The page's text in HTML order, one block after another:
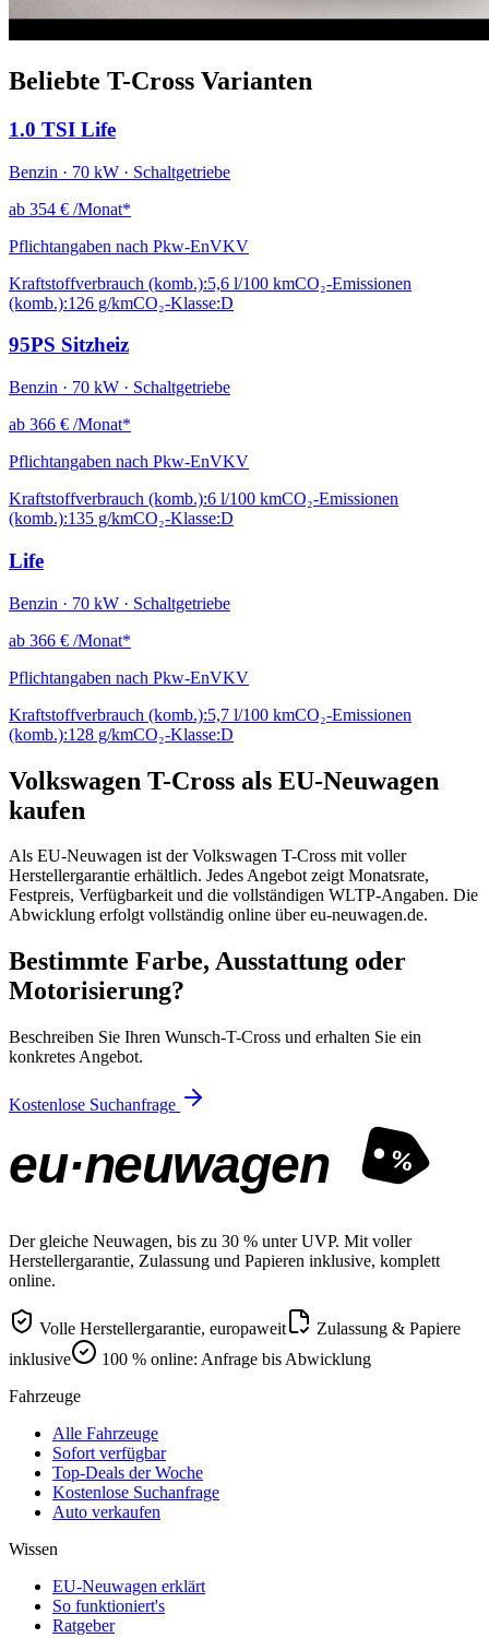
Beliebte T-Cross Varianten
1.0 TSI Life
Benzin · 70 kW · Schaltgetriebe
ab 354 € /Monat*
Pflichtangaben nach Pkw-EnVKV
Kraftstoffverbrauch (komb.):5,6 l/100 kmCO₂-Emissionen
(komb.):126 g/kmCO₂-Klasse:D
95PS Sitzheiz
Benzin · 70 kW · Schaltgetriebe
ab 366 € /Monat*
Pflichtangaben nach Pkw-EnVKV
Kraftstoffverbrauch (komb.):6 l/100 kmCO₂-Emissionen
(komb.):135 g/kmCO₂-Klasse:D
Life
Benzin · 70 kW · Schaltgetriebe
ab 366 € /Monat*
Pflichtangaben nach Pkw-EnVKV
Kraftstoffverbrauch (komb.):5,7 l/100 kmCO₂-Emissionen
(komb.):128 g/kmCO₂-Klasse:D
Volkswagen T-Cross als EU-Neuwagen
kaufen
Als EU-Neuwagen ist der Volkswagen T-Cross mit voller
Herstellergarantie erhältlich. Jedes Angebot zeigt Monatsrate,
Festpreis, Verfügbarkeit und die vollständigen WLTP-Angaben. Die
Abwicklung erfolgt vollständig online über eu-neuwagen.de.
Bestimmte Farbe, Ausstattung oder
Motorisierung?
Beschreiben Sie Ihren Wunsch-T-Cross und erhalten Sie ein
konkretes Angebot.
Kostenlose Suchanfrage
eu·neuwagen %
Der gleiche Neuwagen, bis zu 30 % unter UVP. Mit voller
Herstellergarantie, Zulassung und Papieren inklusive, komplett
online.
Volle Herstellergarantie, europaweit
Zulassung & Papiere
inklusive
100 % online: Anfrage bis Abwicklung
Fahrzeuge
Alle Fahrzeuge
Sofort verfügbar
Top-Deals der Woche
Kostenlose Suchanfrage
Auto verkaufen
Wissen
EU-Neuwagen erklärt
So funktioniert's
Ratgeber